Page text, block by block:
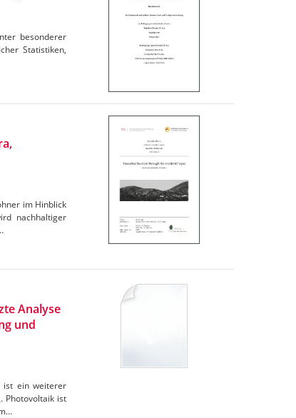
besonderer
Statistiken,
im Hinblick
nachhaltiger
Analyse
und
ist ein weiterer
Photovoltaik ist